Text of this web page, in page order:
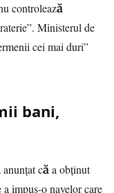
controlează
Ministerul de
cei mai duri”
bani,
că a obținut
impus-o navelor care